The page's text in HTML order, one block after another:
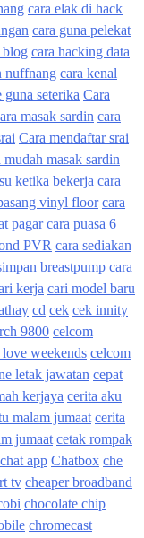
cara elak di hack
cara guna pelekat
blog cara hacking data
nuffnang cara kenal
guna seterika Cara
masak sardin cara
Cara mendaftar srai
mudah masak sardin
ketika bekerja cara
vinyl floor cara
pagar cara puasa 6
PVR cara sediakan
breastpump cara
kerja cari model baru
cd cek cek innity
9800 celcom
weekends celcom
letak jawatan cepat
kerjaya cerita aku
malam jumaat cerita
jumaat cetak rompak
chat app Chatbox che
tv cheaper broadband
chocolate chip
chromecast